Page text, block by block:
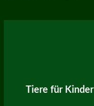
Tiere für Kinder